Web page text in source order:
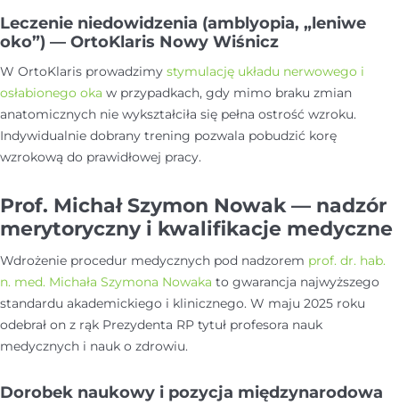
Leczenie niedowidzenia (amblyopia, „leniwe
oko”) — OrtoKlaris Nowy Wiśnicz
W OrtoKlaris prowadzimy stymulację układu nerwowego i
osłabionego oka w przypadkach, gdy mimo braku zmian
anatomicznych nie wykształciła się pełna ostrość wzroku.
Indywidualnie dobrany trening pozwala pobudzić korę
wzrokową do prawidłowej pracy.
Prof. Michał Szymon Nowak — nadzór
merytoryczny i kwalifikacje medyczne
Wdrożenie procedur medycznych pod nadzorem prof. dr. hab.
n. med. Michała Szymona Nowaka to gwarancja najwyższego
standardu akademickiego i klinicznego. W maju 2025 roku
odebrał on z rąk Prezydenta RP tytuł profesora nauk
medycznych i nauk o zdrowiu.
Dorobek naukowy i pozycja międzynarodowa